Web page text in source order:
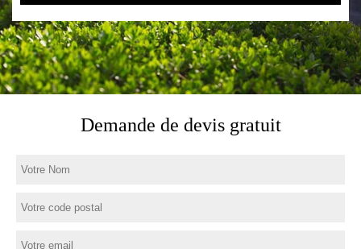
Demande de devis gratuit